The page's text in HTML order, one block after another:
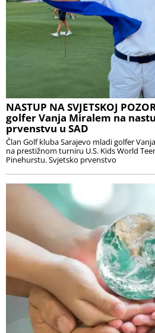
NASTUP NA SVJETSKOJ
golfer Vanja Miralem na
prvenstvu u SAD
Član Golf kluba Sarajevo mladi golfer
na prestižnom turniru U.S. Kids World
Pinehurstu. Svjetsko prvenstvo